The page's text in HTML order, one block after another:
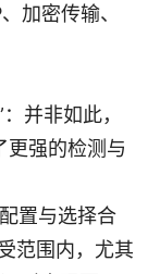
加密传输、
并非如此，
更强的检测与
置与选择合
范围内，尤其